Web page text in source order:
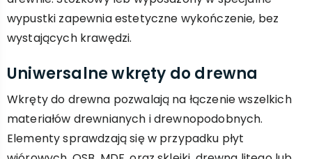
wypustki zapewnia estetyczne wykończenie, bez
wystających krawędzi.
Uniwersalne wkręty do drewna
Wkręty do drewna pozwalają na łączenie wszelkich
materiałów drewnianych i drewnopodobnych.
Elementy sprawdzają się w przypadku płyt